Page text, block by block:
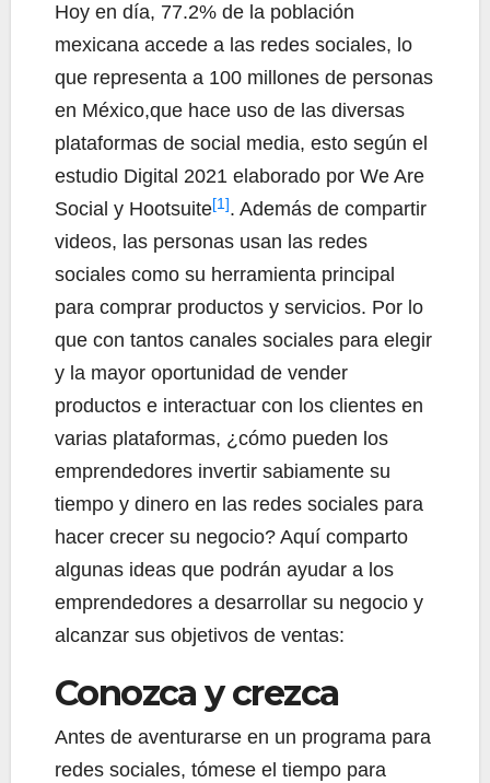
Hoy en día, 77.2% de la población
mexicana accede a las redes sociales, lo
que representa a 100 millones de personas
en México,que hace uso de las diversas
plataformas de social media, esto según el
estudio Digital 2021 elaborado por We Are
Social y Hootsuite[1]. Además de compartir
videos, las personas usan las redes
sociales como su herramienta principal
para comprar productos y servicios. Por lo
que con tantos canales sociales para elegir
y la mayor oportunidad de vender
productos e interactuar con los clientes en
varias plataformas, ¿cómo pueden los
emprendedores invertir sabiamente su
tiempo y dinero en las redes sociales para
hacer crecer su negocio? Aquí comparto
algunas ideas que podrán ayudar a los
emprendedores a desarrollar su negocio y
alcanzar sus objetivos de ventas:
Conozca y crezca
Antes de aventurarse en un programa para
redes sociales, tómese el tiempo para